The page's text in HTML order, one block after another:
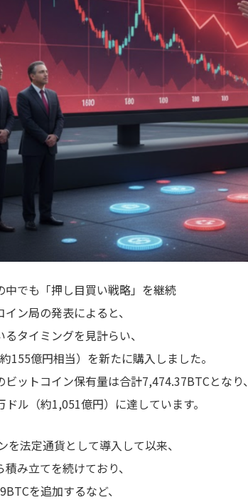
でも「押し目買い戦略」を継続
ン局の発表によると、
タイミングを見計らい、
155億円相当）を新たに購入しました。
ットコイン保有量は合計7,474.37BTCとなり、
ル（約1,051億円）に達しています。
法定通貨として導入して以来、
み立てを続けており、
を追加するなど、